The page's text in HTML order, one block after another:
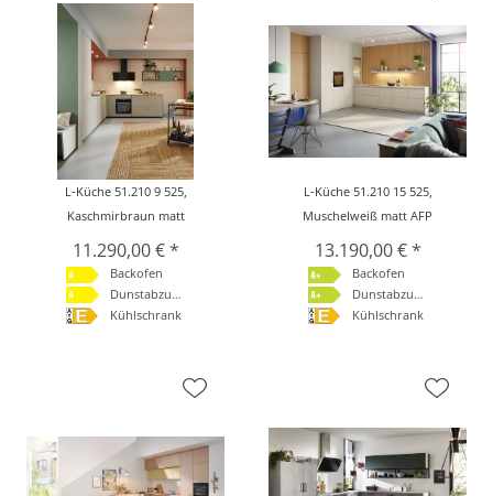
L-Küche 51.210 9 525,
Kaschmirbraun matt
11.290,00 € *
Backofen
Dunstabzugshaube
Kühlschrank
L-Küche 51.210 15 525,
Muschelweiß matt AFP
13.190,00 € *
Backofen
Dunstabzugshaube
Kühlschrank